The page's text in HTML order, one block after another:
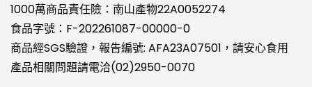
1000萬商品責任險：南山產物22A0052274
食品字號：F-202261087-00000-0
商品經SGS驗證，報告編號: AFA23A07501，請安心食用
產品相關問題請電洽(02)2950-0070